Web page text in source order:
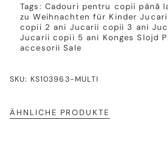
Tags: Cadouri pentru copii până
zu Weihnachten für Kinder
copii 2 ani Jucarii copii 3 ani
Jucarii copii 5 ani Konges Slojd
accesorii Sale
SKU: KS103963-MULTI
ÄHNLICHE PRODUKTE